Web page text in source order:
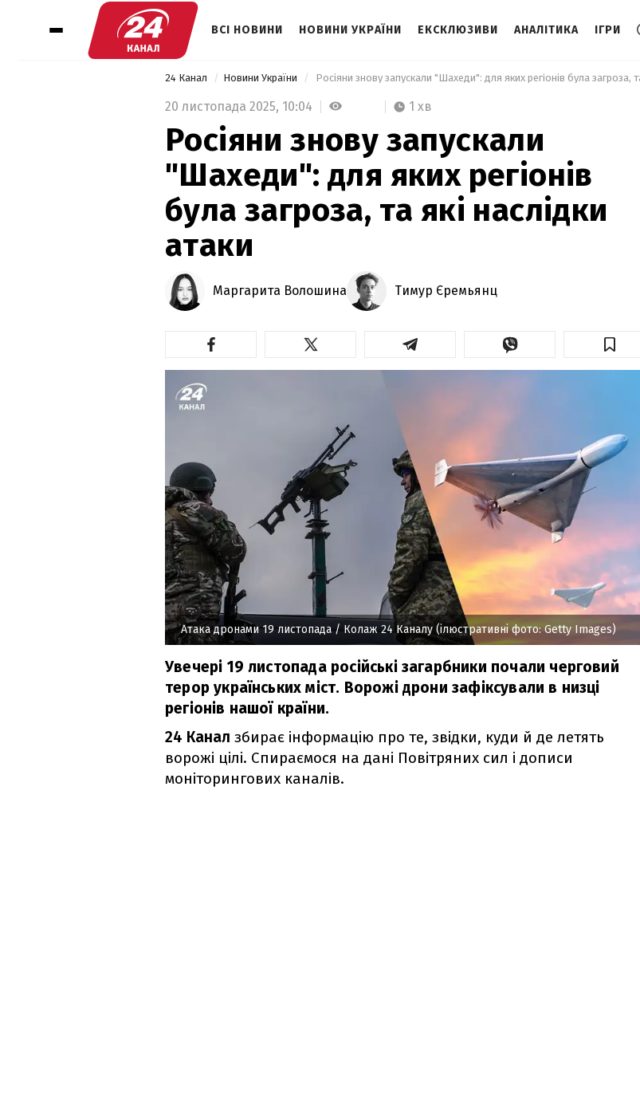
ВСІ НОВИНИ НОВИНИ УКРАЇНИ ЕКСКЛЮЗИВИ АНАЛІТИКА ІГРИ
24 Канал Новини України
20 листопада 2025, 10:04 1 хв
Росіяни знову запускали
"Шахеди": для яких регіонів
була загроза, та які наслідки
атаки
Маргарита Волошина Тимур Єремьянц
Атака дронами 19 листопада / Колаж 24 Каналу (ілюстративні фото: Getty Images)
Увечері 19 листопада російські загарбники почали черговий
терор українських міст. Ворожі дрони зафіксували в низці
регіонів нашої країни.
24 Канал збирає інформацію про те, звідки, куди й де летять
ворожі цілі. Спираємося на дані Повітряних сил і дописи
моніторингових каналів.